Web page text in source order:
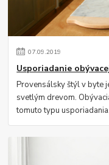
07.09.2019
Usporiadanie
Provensálsky štýl v byte
svetlým drevom.
tomuto typu